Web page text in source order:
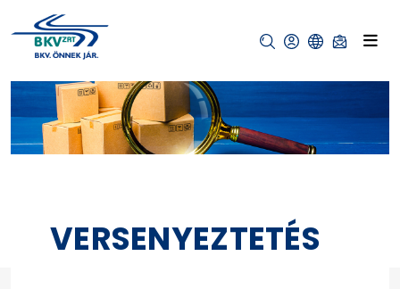
VERSENYEZTETÉS